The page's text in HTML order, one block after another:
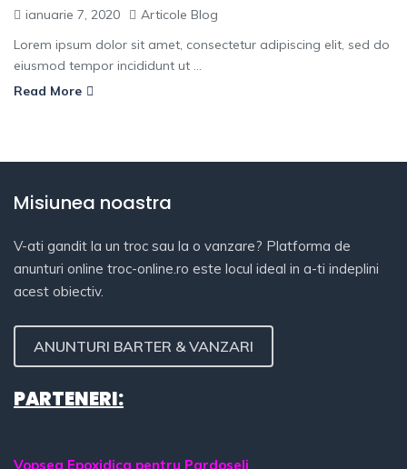
ianuarie 7, 2020
Articole Blog
Lorem ipsum dolor sit amet, consectetur adipiscing elit, sed do
eiusmod tempor incididunt ut ...
Read More
Misiunea noastra
V-ati gandit la un troc sau la o vanzare? Platforma de
anunturi online troc-online.ro este locul ideal in a-ti indeplini
acest obiectiv.
ANUNTURI BARTER & VANZARI
PARTENERI:
Vopsea Epoxidica pentru Pardoseli